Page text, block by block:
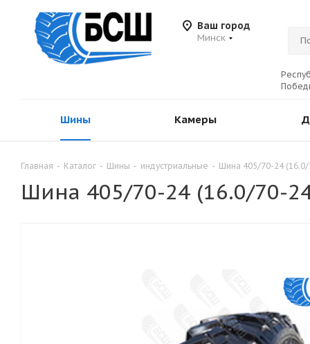
Ваш город
Минск
Шины Камеры
Главная - Каталог - Шины - индустриальные - Шина 405/70-24 (16.0/
Шина 405/70-24 (16.0/70-